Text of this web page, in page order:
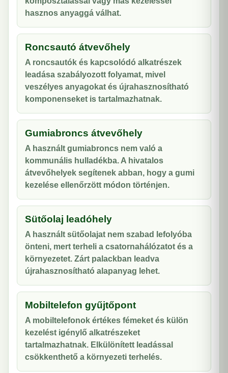
hasznos anyaggá válhat.
Roncsautó átvevőhely
A roncsautók és kapcsolódó alkatrészek
leadása szabályozott folyamat, mivel
veszélyes anyagokat és újrahasznosítható
komponenseket is tartalmazhatnak.
Gumiabroncs átvevőhely
A használt gumiabroncs nem való a
kommunális hulladékba. A hivatalos
átvevőhelyek segítenek abban, hogy a gumi
kezelése ellenőrzött módon történjen.
Sütőolaj leadóhely
A használt sütőolajat nem szabad lefolyóba
önteni, mert terheli a csatornahálózatot és a
környezetet. Zárt palackban leadva
újrahasznosítható alapanyag lehet.
Mobiltelefon gyűjtőpont
A mobiltelefonok értékes fémeket és külön
kezelést igénylő alkatrészeket
tartalmazhatnak. Elkülönített leadással
csökkenthető a környezeti terhelés.